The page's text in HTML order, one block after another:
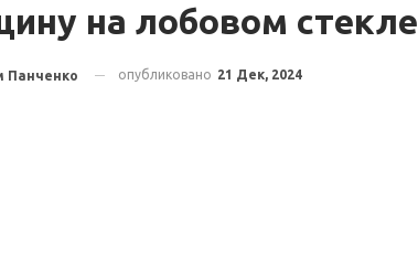
на лобовом стекле
Панченко опубликовано 21 Дек, 2024